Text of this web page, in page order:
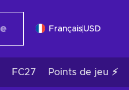
FrançaisUSD
FC27 Points de jeu ⚡